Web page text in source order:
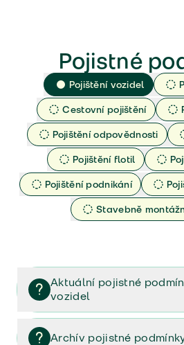
Pojistné
Pojištění vozidel
Cestovní pojištění
Pojištění odpovědnosti
Pojištění flotil
Pojištění podnikání
Stavebně
Aktuální pojistné
vozidel
Pojištění vozidel/Pojistné
smlouvě (PDF)
Archív pojistné